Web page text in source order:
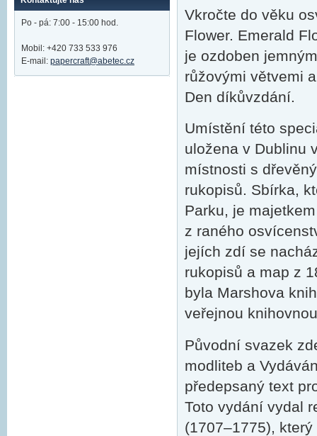
Vkročte do věku
Flower. Emerald
je ozdoben
růžovými větvemi
Den díkůvzdání.
Umístění této
uložena v Dublinu
místnosti s
rukopisů. Sbírka,
Parku, je
z raného
jejích zdí se
rukopisů a map z
byla Marshova
veřejnou
Původní svazek
modliteb a
předepsaný text
Toto vydání vydal
(1707–1775),
Po - pá: 7:00 - 15:00 hod.
Mobil: +420 733 533 976
E-mail: papercraft@abetec.cz